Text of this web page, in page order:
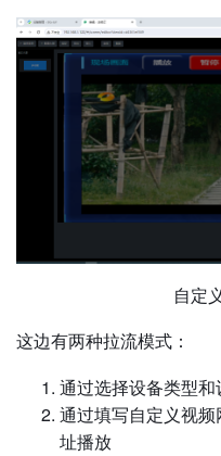
自定
这边有两种拉流模式：
通过选择设备类型
通过填写自定义视
址播放